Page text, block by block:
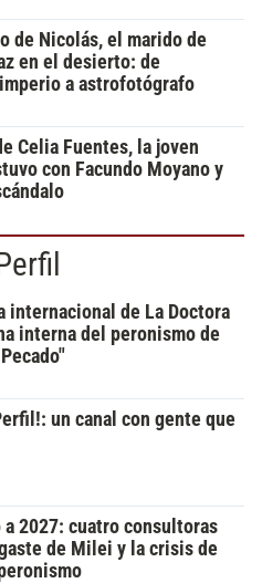
de Nicolás, el marido de
en el desierto: de
a astrofotógrafo
Celia Fuentes, la joven
con Facundo Moyano y
internacional de La Doctora
interna del peronismo de
un canal con gente que
a 2027: cuatro consultoras
de Milei y la crisis de